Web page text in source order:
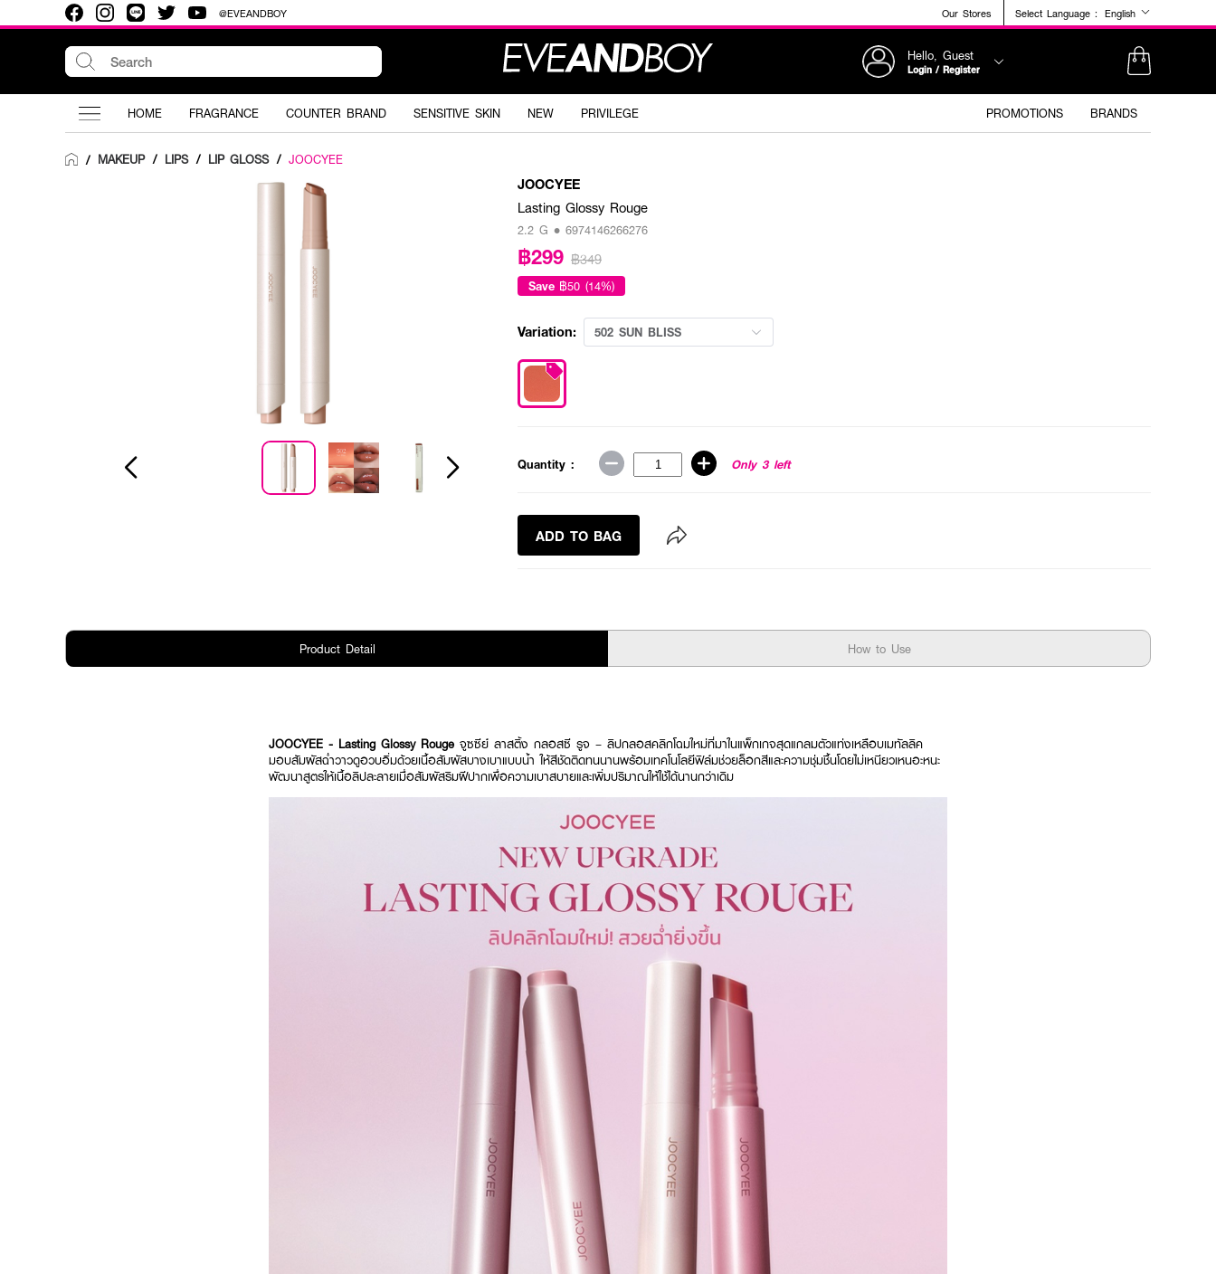
@EVEANDBOY Our Stores Select Language : English
Hello, Guest
Login / Register
HOME FRAGRANCE COUNTER BRAND SENSITIVE SKIN NEW PRIVILEGE PROMOTIONS BRANDS
/ MAKEUP / LIPS / LIP GLOSS / JOOCYEE
JOOCYEE
Lasting Glossy Rouge
2.2 G • 6974146266276
฿299 ฿349
Save ฿50 (14%)
Variation: 502 SUN BLISS
Quantity : Only 3 left
ADD TO BAG
Product Detail How to Use
JOOCYEE - Lasting Glossy Rouge จูซซีย์ ลาสติ้ง กลอสซี รูจ – ลิปกลอสคลิกโฉมใหม่ที่มาในแพ็กเกจสุดแกลมตัวแท่งเหลือบเมทัลลิค
มอบสัมผัสฉ่ำวาวดูอวบอิ่มด้วยเนื้อสัมผัสบางเบาแบบน้ำ ให้สีชัดติดทนนานพร้อมเทคโนโลยีฟิล์มช่วยล็อกสีและความชุ่มชื้นโดยไม่เหนียวเหนอะหนะ
พัฒนาสูตรให้เนื้อลิปละลายเมื่อสัมผัสริมฝีปากเพื่อความเบาสบายและเพิ่มปริมาณให้ใช้ได้นานกว่าเดิม